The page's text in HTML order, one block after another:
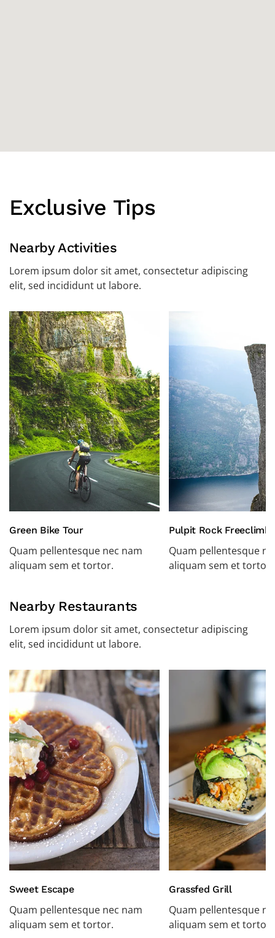
Exclusive Tips
Nearby Activities
Lorem ipsum dolor sit amet, consectetur adipiscing
elit, sed incididunt ut labore.
Green Bike Tour
Quam pellentesque nec nam
aliquam sem et tortor.
Pulpit Rock
Quam pellentesque
aliquam sem et tortor.
Nearby Restaurants
Lorem ipsum dolor sit amet, consectetur adipiscing
elit, sed incididunt ut labore.
Sweet Escape
Quam pellentesque nec nam
aliquam sem et tortor.
Grassfed Grill
Quam pellentesque
aliquam sem et tortor.